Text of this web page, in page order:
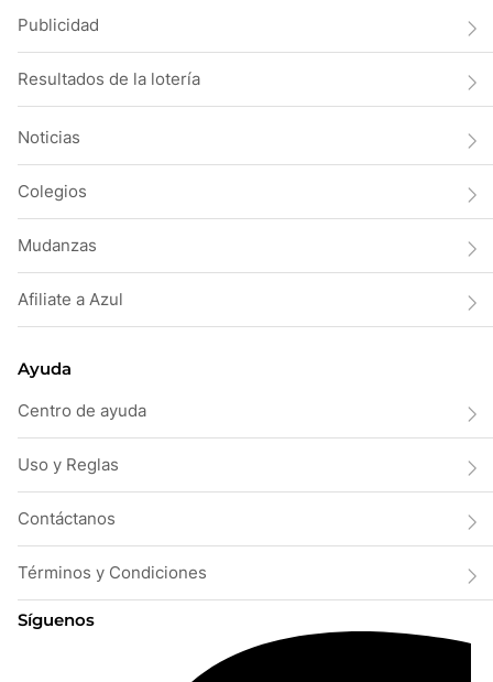
Publicidad
Resultados de la lotería
Noticias
Colegios
Mudanzas
Afiliate a Azul
Ayuda
Centro de ayuda
Uso y Reglas
Contáctanos
Términos y Condiciones
Síguenos